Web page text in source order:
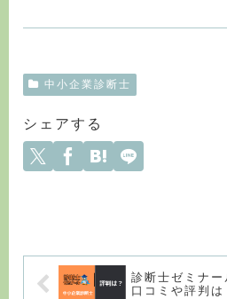
中小企業診断士
シェアする
診断士ゼミナ
口コミや評判は